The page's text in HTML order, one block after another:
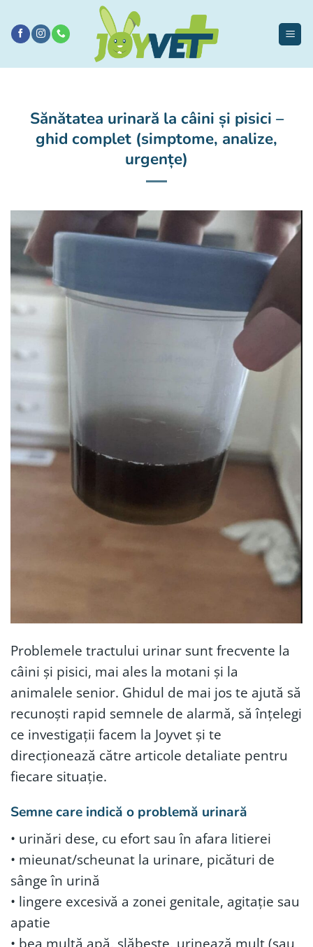
conținut
Sănătatea urinară la câini și pisici –
ghid complet (simptome, analize,
urgențe)
Problemele tractului urinar sunt frecvente la
câini și pisici, mai ales la motani și la
animalele senior. Ghidul de mai jos te ajută să
recunoști rapid semnele de alarmă, să înțelegi
ce investigații facem la Joyvet și te
direcționează către articole detaliate pentru
fiecare situație.
Semne care indică o problemă urinară
• urinări dese, cu efort sau în afara litierei
• mieunat/scheunat la urinare, picături de
sânge în urină
• lingere excesivă a zonei genitale, agitație sau
apatie
• bea multă apă, slăbește, urinează mult (sau